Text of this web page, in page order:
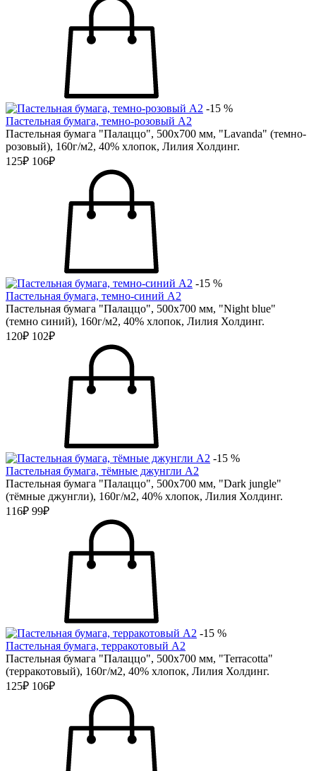
-15 %
Пастельная бумага, темно-розовый А2
Пастельная бумага "Палаццо", 500х700 мм, "Lavanda" (темно-
розовый), 160г/м2, 40% хлопок, Лилия Холдинг.
125₽ 106₽
-15 %
Пастельная бумага, темно-синий А2
Пастельная бумага "Палаццо", 500х700 мм, "Night blue"
(темно синий), 160г/м2, 40% хлопок, Лилия Холдинг.
120₽ 102₽
-15 %
Пастельная бумага, тёмные джунгли А2
Пастельная бумага "Палаццо", 500х700 мм, "Dark jungle"
(тёмные джунгли), 160г/м2, 40% хлопок, Лилия Холдинг.
116₽ 99₽
-15 %
Пастельная бумага, терракотовый А2
Пастельная бумага "Палаццо", 500х700 мм, "Terracotta"
(терракотовый), 160г/м2, 40% хлопок, Лилия Холдинг.
125₽ 106₽